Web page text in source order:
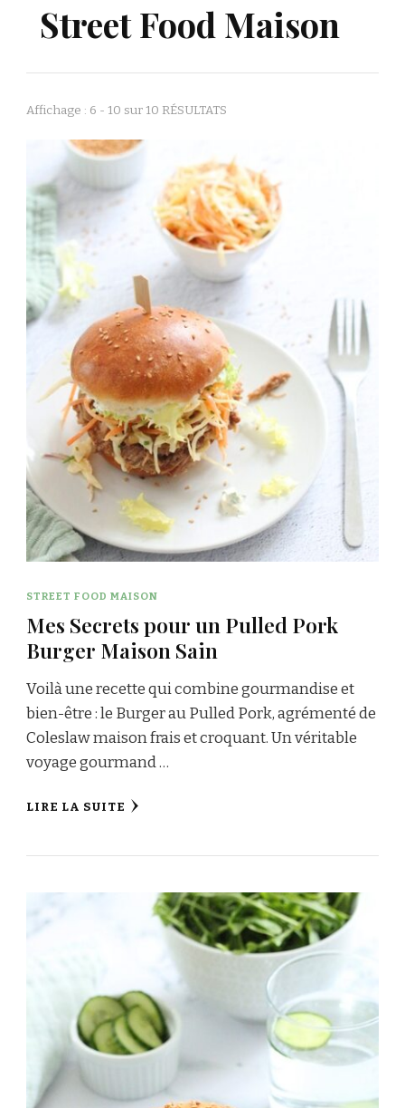
Street Food Maison
Affichage : 6 - 10 sur 10 RÉSULTATS
STREET FOOD MAISON
Mes Secrets pour un Pulled Pork
Burger Maison Sain
Voilà une recette qui combine gourmandise et
bien-être : le Burger au Pulled Pork, agrémenté de
Coleslaw maison frais et croquant. Un véritable
voyage gourmand …
LIRE LA SUITE